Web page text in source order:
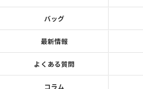
バッグ
最新情報
よくある質問
コラム